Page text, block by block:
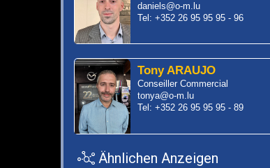
daniels@o-m.lu
Tel: +352 26 95 95 95 - 96
Tony ARAUJO
Conseiller Commercial
tonya@o-m.lu
Tel: +352 26 95 95 95 - 89
Ähnlichen Anzeigen